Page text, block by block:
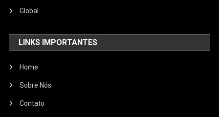
Global
LINKS IMPORTANTES
Home
Sobre Nós
Contato